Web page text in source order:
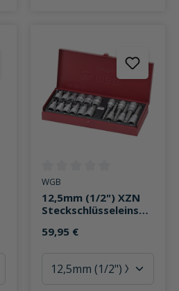
von 0 von 5 Sternen
Durchschnittliche Bewertung
WGB
12,5mm (1/2") XZN
Steckschlüsseleinsät
59,95 €